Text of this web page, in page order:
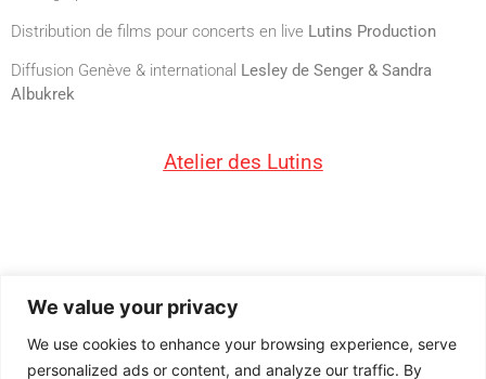
We value your privacy
We use cookies to enhance your browsing experience, serve
personalized ads or content, and analyze our traffic. By
Distribution de films pour concerts en live Lutins Production
Diffusion Genève & international Lesley de Senger & Sandra
Albukrek
Atelier des Lutins
Rue Agasse 15 – 1208